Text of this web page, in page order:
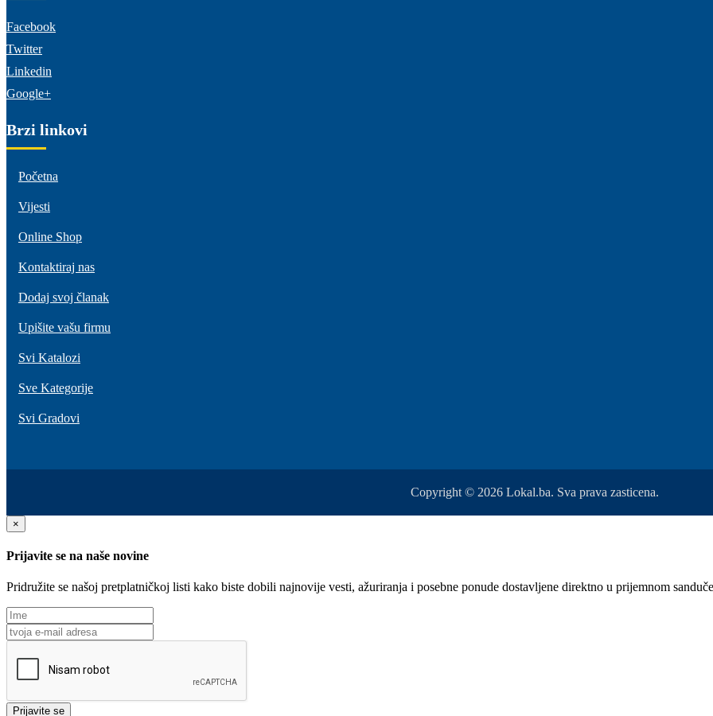
Facebook
Twitter
Linkedin
Google+
Brzi linkovi
Početna
Vijesti
Online Shop
Kontaktiraj nas
Dodaj svoj članak
Upišite vašu firmu
Svi Katalozi
Sve Kategorije
Svi Gradovi
Copyright © 2026 Lokal.ba. Sva prava zasticena.
×
Prijavite se na naše novine
Pridružite se našoj pretplatničkoj listi kako biste dobili najnovije vesti, ažuriranja i posebne ponude dostavljene direktno u prijemnom
Prijavite se